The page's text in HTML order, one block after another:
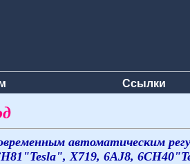
Ссылки
автоматическим
X719, 6AJ8,